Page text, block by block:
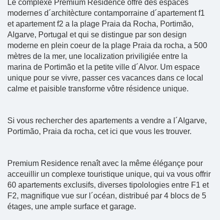
Le complexe Premium Residence offre des espaces
modernes d´architècture contamporraine d´apartement f1
et apartement f2 a la plage Praia da Rocha, Portimão,
Algarve, Portugal et qui se distingue par son design
moderne en plein coeur de la plage Praia da rocha, a 500
mètres de la mer, une localization priviligiée entre la
marina de Portimão et la petite ville d´Alvor. Um espace
unique pour se vivre, passer ces vacances dans ce local
calme et paisible transforme vôtre résidence unique.
Si vous rechercher des apartements a vendre a l´Algarve,
Portimão, Praia da rocha, cet ici que vous les trouver.
Premium Residence renaît avec la même élégançe pour
acceuillir un complexe touristique unique, qui va vous offrir
60 apartements exclusifs, diverses tipolologies entre F1 et
F2, magnifique vue sur l´océan, distribué par 4 blocs de 5
étages, une ample surface et garage.